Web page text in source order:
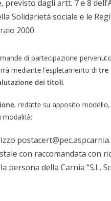
previsto dagli artt. 7 e 8
Solidarietà sociale e le
2000.
di partecipazione
mediante l’espletamento di tre
dei titoli.
, redatte su apposito
modalità:
con raccomandata con
persona della Carnia “S.L.